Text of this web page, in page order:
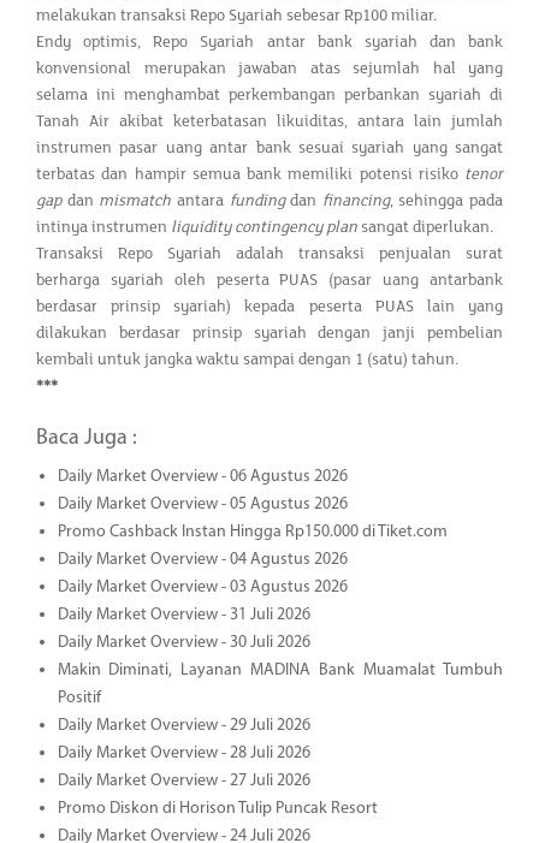
melakukan transaksi Repo Syariah sebesar Rp100 miliar.
Endy optimis, Repo Syariah antar bank syariah dan bank
konvensional merupakan jawaban atas sejumlah hal yang
selama ini menghambat perkembangan perbankan syariah di
Tanah Air akibat keterbatasan likuiditas, antara lain jumlah
instrumen pasar uang antar bank sesuai syariah yang sangat
terbatas dan hampir semua bank memiliki potensi risiko tenor
gapdan mismatch antara fundingdan financing, sehingga pada
intinya instrumen liquidity contingency plan sangat diperlukan.
Transaksi Repo Syariah adalah transaksi penjualan surat
berharga syariah oleh peserta PUAS (pasar uang antarbank
berdasar prinsip syariah) kepada peserta PUAS lain yang
dilakukan berdasar prinsip syariah dengan janji pembelian
kembali untuk jangka waktu sampai dengan 1 (satu) tahun.
***
Baca Juga :
Daily Market Overview - 06 Agustus 2026
Daily Market Overview - 05 Agustus 2026
Promo Cashback Instan Hingga Rp150.000 di Tiket.com
Daily Market Overview - 04 Agustus 2026
Daily Market Overview - 03 Agustus 2026
Daily Market Overview - 31 Juli 2026
Daily Market Overview - 30 Juli 2026
Makin Diminati, Layanan MADINA Bank Muamalat Tumbuh
Positif
Daily Market Overview - 29 Juli 2026
Daily Market Overview - 28 Juli 2026
Daily Market Overview - 27 Juli 2026
Promo Diskon di Horison Tulip Puncak Resort
Daily Market Overview - 24 Juli 2026